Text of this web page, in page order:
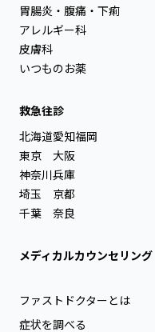
胃腸炎・腹痛・下痢
アレルギー科
皮膚科
いつものお薬
救急往診
北海道
東京
神奈川
埼玉
千葉
愛知
大阪
兵庫
京都
奈良
福岡
メディカルカウンセリング
ファストドクターとは
症状を調べる